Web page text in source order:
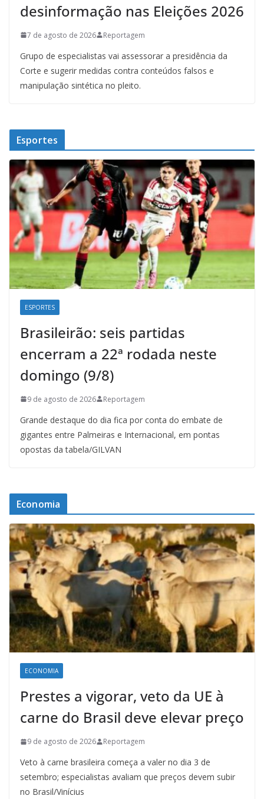
desinformação nas Eleições 2026
7 de agosto de 2026 Reportagem
Grupo de especialistas vai assessorar a presidência da
Corte e sugerir medidas contra conteúdos falsos e
manipulação sintética no pleito.
Esportes
ESPORTES
Brasileirão: seis partidas
encerram a 22ª rodada neste
domingo (9/8)
9 de agosto de 2026 Reportagem
Grande destaque do dia fica por conta do embate de
gigantes entre Palmeiras e Internacional, em pontas
opostas da tabela/GILVAN
Economia
ECONOMIA
Prestes a vigorar, veto da UE à
carne do Brasil deve elevar preço
9 de agosto de 2026 Reportagem
Veto à carne brasileira começa a valer no dia 3 de
setembro; especialistas avaliam que preços devem subir
no Brasil/Vinícius